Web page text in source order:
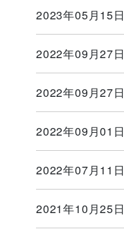
2023年05月15日
2022年09月27日
2022年09月27日
2022年09月01日
2022年07月11日
2021年10月25日